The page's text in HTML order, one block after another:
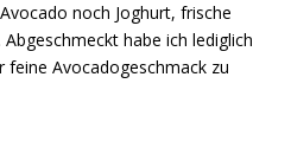
noch Joghurt, frische
habe ich lediglich
Avocadogeschmack zu